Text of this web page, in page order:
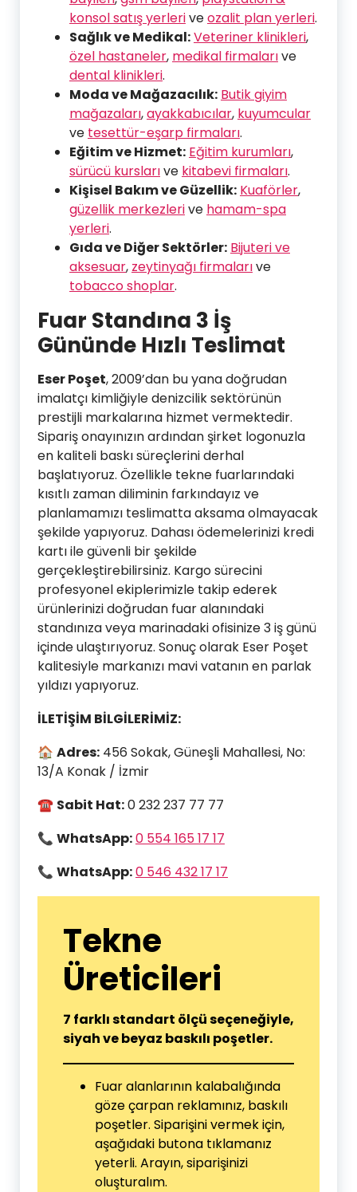
konsol satış yerleriveozalit plan yerleri.
Sağlık ve Medikal:Veteriner klinikleri,
özel hastaneler, medikal firmalarıve
dental klinikleri.
Moda ve Mağazacılık: Butik giyim
mağazaları,ayakkabıcılar, kuyumcular
ve tesettür-eşarp firmaları.
Eğitim ve Hizmet: Eğitim kurumları,
sürücü kurslarıve kitabevi firmaları.
Kişisel Bakım ve Güzellik: Kuaförler,
güzellik merkezlerive hamam-spa
yerleri.
Gıda ve Diğer Sektörler: Bijuteri ve
aksesuar, zeytinyağı firmalarıve
tobacco shoplar.
Fuar Standına 3 İş
Gününde Hızlı Teslimat
Eser Poşet, 2009’dan bu yana doğrudan
imalatçı kimliğiyle denizcilik sektörünün
prestijli markalarına hizmet vermektedir.
Sipariş onayınızın ardından şirket logonuzla
en kaliteli baskı süreçlerini derhal
başlatıyoruz. Özellikle tekne fuarlarındaki
kısıtlı zaman diliminin farkındayız ve
planlamamızı teslimatta aksama olmayacak
şekilde yapıyoruz. Dahası ödemelerinizi kredi
kartı ile güvenli bir şekilde
gerçekleştirebilirsiniz. Kargo sürecini
profesyonel ekiplerimizle takip ederek
ürünlerinizi doğrudan fuar alanındaki
standınıza veya marinadaki ofisinize 3 iş günü
içinde ulaştırıyoruz. Sonuç olarak Eser Poşet
kalitesiyle markanızı mavi vatanın en parlak
yıldızı yapıyoruz.
İLETİŞİM BİLGİLERİMİZ:
🏠 Adres: 456 Sokak, Güneşli Mahallesi, No:
13/A Konak / İzmir
☎ Sabit Hat:0 232 237 77 77
📞 WhatsApp:0 554 165 17 17
📞 WhatsApp:0 546 432 17 17
Tekne
Üreticileri
7 farklı standart ölçü seçeneğiyle,
siyah ve beyaz baskılı poşetler.
Fuar alanlarının kalabalığında
göze çarpan reklamınız, baskılı
poşetler. Siparişini vermek için,
aşağıdaki butona tıklamanız
yeterli. Arayın, siparişinizi
oluşturalım.